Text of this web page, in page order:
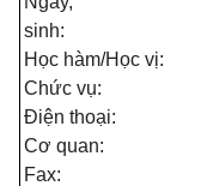
sinh:
Học hàm/Học vị:
Chức vụ:
Điện thoại:
Cơ
Fax: